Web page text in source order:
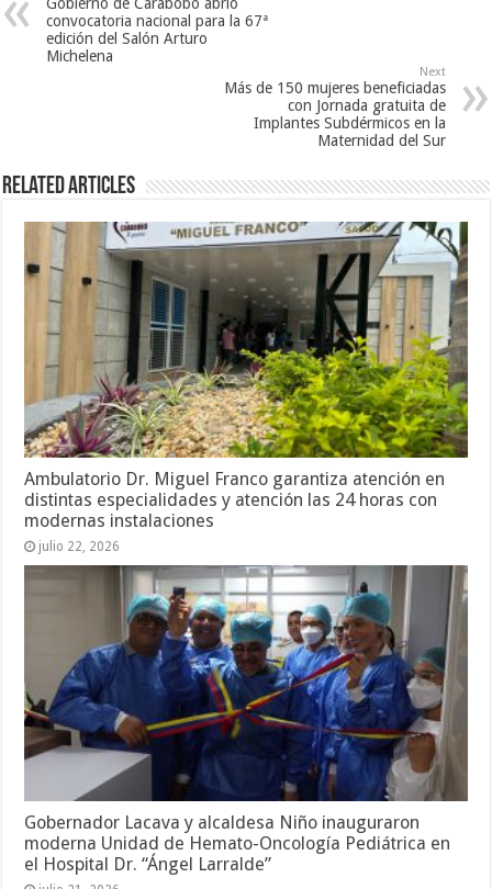
Gobierno de Carabobo abrió
convocatoria nacional para la 67ª
edición del Salón Arturo
Michelena
Next
Más de 150 mujeres beneficiadas
con Jornada gratuita de
Implantes Subdérmicos en la
Maternidad del Sur
Related Articles
Ambulatorio Dr. Miguel Franco garantiza atención en
distintas especialidades y atención las 24 horas con
modernas instalaciones
julio 22, 2026
Gobernador Lacava y alcaldesa Niño inauguraron
moderna Unidad de Hemato-Oncología Pediátrica en
el Hospital Dr. “Ángel Larralde”